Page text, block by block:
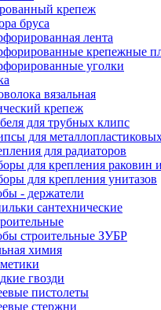
крепеж
бруса
лента
крепежные
уголки
вязальная
крепеж
для трубных клипс
для
для радиаторов
для крепления раковин
для крепления унитазов
- держатели
сантехнические
строительные ЗУБР
химия
гвозди
пистолеты
стержни